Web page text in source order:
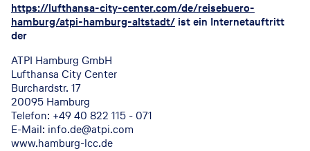
https://lufthansa-city-center.com/de/reisebuero-
hamburg/atpi-hamburg-altstadt/ ist ein Internetauftritt
der
ATPI Hamburg GmbH
Lufthansa City Center
Burchardstr. 17
20095 Hamburg
Telefon: +49 40 822 115 - 071
E-Mail: info.de@atpi.com
www.hamburg-lcc.de